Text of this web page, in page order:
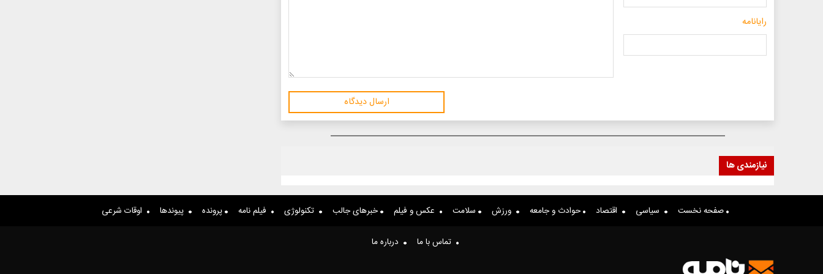
رایانامه
ارسال دیدگاه
نیازمندی ها
صفحه نخست سیاسی اقتصاد حوادث و جامعه ورزش سلامت عکس و فیلم خبرهای جالب تکنولوژی فیلم نامه پرونده پیوندها اوقات شرعی
تماس با ما درباره ما